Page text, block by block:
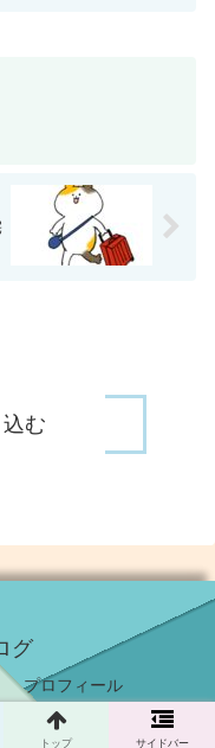
む
グ
プロフィール
ログ.
トップ サイドバー